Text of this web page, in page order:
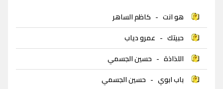
هو انت - كاظم الساهر
حبيتك - عمرو دياب
اللذاذة - حسين الجسمي
باب ابوي - حسين الجسمي